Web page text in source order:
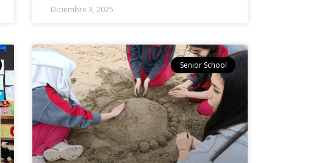
Diciembre 3, 2025
Senior School